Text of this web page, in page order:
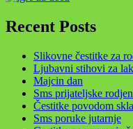
Recent Posts
Slikovne čestitke za
Ljubavni stihovi za
Majcin dan
Sms prijateljske
Čestitke povodom
Sms poruke jutarnje